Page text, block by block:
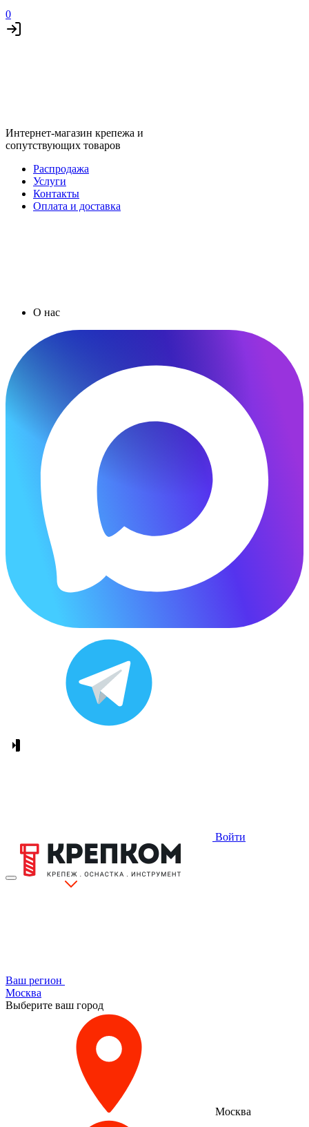
0
Интернет-магазин крепежа и
сопутствующих товаров
Распродажа
Услуги
Контакты
Оплата и доставка
О нас
Войти
Ваш регион
Москва
Выберите ваш город
Москва